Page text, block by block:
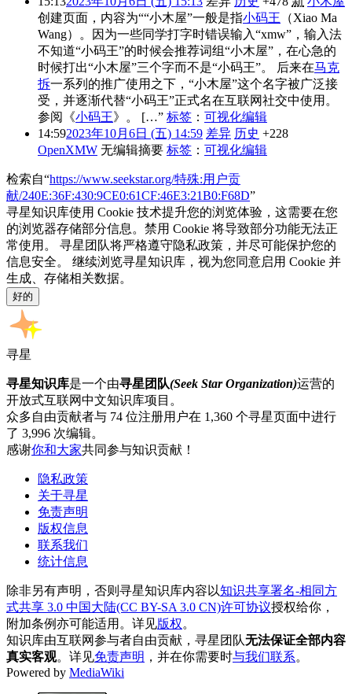
创建页面，内容为““小木屋”一般是指小码王 （Xiao Ma
Wang）。因为一些同学打字时错误输入“xmw”，输入法
不知道“小码王”的时候会推荐词组“小木屋”，在心急的
时候打出“小木屋”三个字而不是“小码王”。 后来在马克
拆一系列的推广使用之下，“小木屋”这个名字被广泛接
受，并逐渐代替“小码王”正式名在互联网社交中使用。
参阅《小码王》。 […” 标签 ： 可视化编辑
14:592023年10月6日 (五) 14:59 差异 历史 +228
OpenXMW 无编辑摘要 标签 ： 可视化编辑
检索自“https://www.seekstar.org/特殊:用户贡
献/240E:36F:430:9CE0:61CF:46E3:21B0:F68D”
寻星知识库使用 Cookie 技术提升您的浏览体验，这需要在您
的浏览器存储部分信息。禁用 Cookie 将导致部分功能无法正
常使用。 寻星团队将严格遵守隐私政策，并尽可能保护您的
信息安全。 继续浏览寻星知识库，视为您同意启用 Cookie 并
生成、存储相关数据。
好的
寻星
寻星知识库是一个由寻星团队(Seek Star Organization)运营的
开放式互联网中文知识库项目。
众多自由贡献者与 74 位注册用户在 1,360 个寻星页面中进行
了 3,996 次编辑。
感谢你和大家共同参与知识贡献！
隐私政策
关于寻星
免责声明
版权信息
联系我们
统计信息
除非另有声明，否则寻星知识库内容以知识共享署名-相同方
式共享 3.0 中国大陆(CC BY-SA 3.0 CN)许可协议授权给你，
附加条例亦可能适用。详见版权。
知识库由互联网参与者自由贡献，寻星团队无法保证全部内容
真实客观。详见免责声明 ，并在你需要时与我们联系。
Powered by MediaWiki